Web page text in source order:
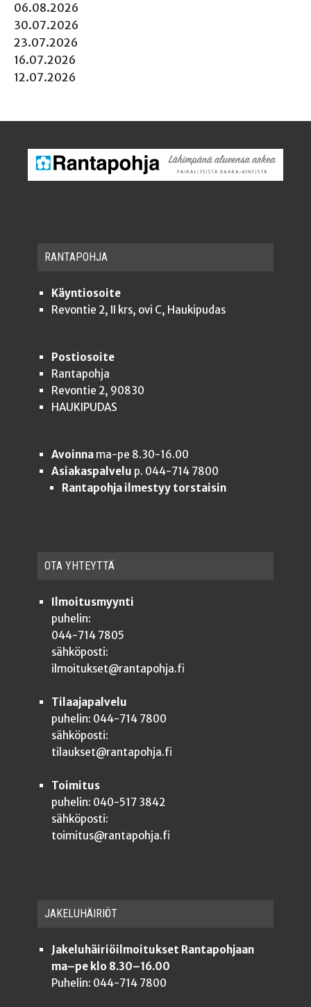
06.08.2026
30.07.2026
23.07.2026
16.07.2026
12.07.2026
RAN­TA­POH­JA
Käyntiosoite
Revontie 2, II krs, ovi C, Haukipudas
Postiosoite
Rantapohja
Revontie 2, 90830
HAUKIPUDAS
Avoinnama-pe 8.30-16.00
Asiakaspalvelu p. 044-714 7800
Rantapohja ilmestyy torstaisin
OTA YHTEYT­TÄ
Ilmoitusmyynti
puhelin:
044-714 7805
sähköposti:
ilmoitukset@rantapohja.fi
Tilaajapalvelu
puhelin: 044-714 7800
sähköposti:
tilaukset@rantapohja.fi
Toimitus
puhelin: 040-517 3842
sähköposti:
toimitus@rantapohja.fi
JAKE­LU­HÄI­RIÖT
Jakeluhäiriöilmoitukset Rantapohjaan
ma–pe klo 8.30–16.00
Puhelin: 044-714 7800